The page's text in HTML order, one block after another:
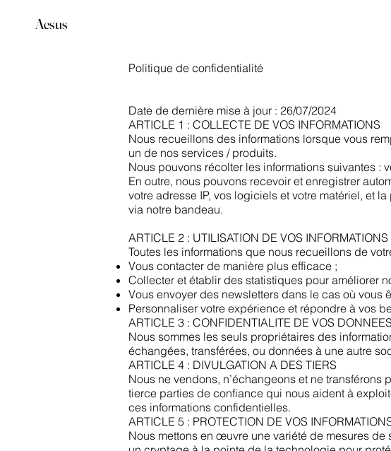
Aesus
Politique de confidentialité
Date de dernière mise à jour : 26/07/2024
ARTICLE 1 : COLLECTE DE VOS INFORMATIONS​
Nous recueillons des informations lorsque vous
un de nos services / produits.
Nous pouvons récolter les informations suivantes :
En outre, nous pouvons recevoir et enregistrer
votre adresse IP, vos logiciels et votre matériel, et
via notre bandeau.
ARTICLE 2 : UTILISATION DE VOS INFORMATIONS
Toutes les informations que nous recueillons de
Vous contacter de manière plus efficace ;
Collecter et établir des statistiques pour améliorer
Vous envoyer des newsletters dans le cas où vous
Personnaliser votre expérience et répondre à vos
ARTICLE 3 : CONFIDENTIALITE DE VOS DONNEES
Nous sommes les seuls propriétaires des
échangées, transférées, ou données à une autre
ARTICLE 4 : DIVULGATION A DES TIERS
Nous ne vendons, n’échangeons et ne
tierce parties de confiance qui nous aident à
ces informations confidentielles.​
ARTICLE 5 : PROTECTION DE VOS
Nous mettons en œuvre une variété de mesures